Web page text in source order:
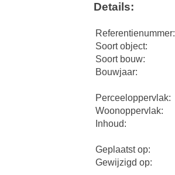
Details:
Referentienummer:
Soort object:
Soort bouw:
Bouwjaar:
Perceeloppervlak:
Woonoppervlak:
Inhoud:
Geplaatst op:
Gewijzigd op: